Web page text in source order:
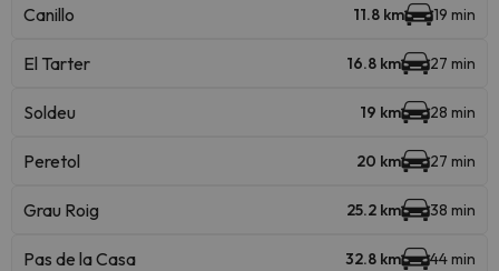
Canillo 11.8 km 19 min
El Tarter 16.8 km 27 min
Soldeu 19 km 28 min
Peretol 20 km 27 min
Grau Roig 25.2 km 38 min
Pas de la Casa 32.8 km 44 min